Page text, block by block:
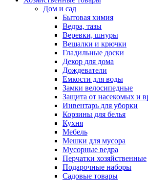
Дом и сад
Бытовая химия
Ведра, тазы
Веревки, шнуры
Вешалки и крючки
Гладильные доски
Декор для дома
Дождеватели
Емкости для воды
Замки велосипедные
Защита от насекомых и
Инвентарь для уборки
Корзины для белья
Кухня
Мебель
Мешки для мусора
Мусорные ведра
Перчатки хозяйственные
Подарочные наборы
Садовые товары